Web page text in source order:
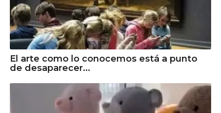
El arte como lo conocemos está a punto
de desaparecer...